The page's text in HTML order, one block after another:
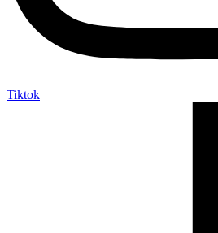
Tiktok